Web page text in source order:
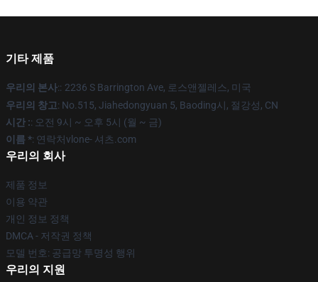
기타 제품
우리의 본사:: 2236 S Barrington Ave, 로스앤젤레스, 미국
우리의 창고: No.515, Jiahedongyuan 5, Baoding시, 절강성, CN
시간 :: 오전 9시 ~ 오후 5시 (월 ~ 금)
이름 *: 연락처vlone- 셔츠.com
우리의 회사
제품 정보
이용 약관
개인 정보 정책
DMCA - 저작권 정책
모델 번호: 공급망 투명성 행위
우리의 지원